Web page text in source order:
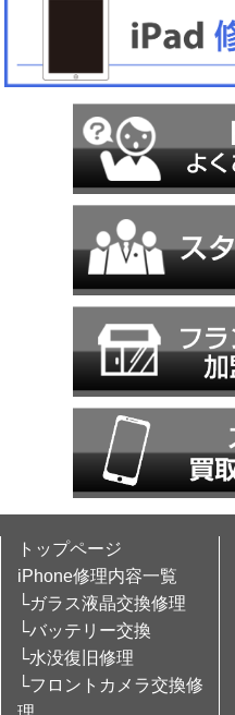
トップページ
iPhone修理内容一覧
└ガラス液晶交換修理
└バッテリー交換
└水没復旧修理
└フロントカメラ交換修